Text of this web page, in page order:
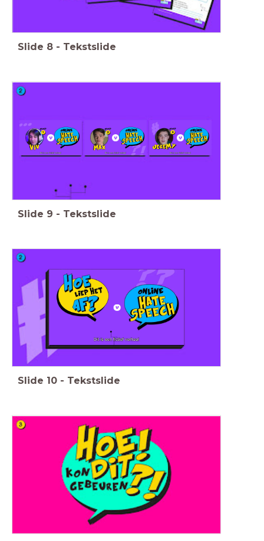
Slide 8 - Tekstslide
Slide 9 - Tekstslide
Slide 10 - Tekstslide